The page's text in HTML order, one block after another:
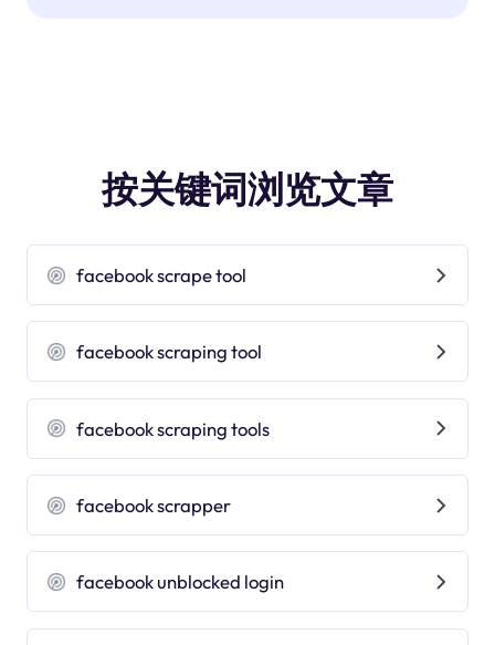
按关键词浏览文章
facebook scrape tool
facebook scraping tool
facebook scraping tools
facebook scrapper
facebook unblocked login